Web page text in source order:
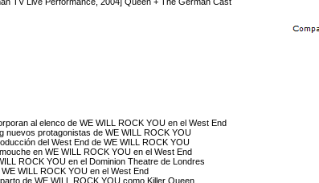
al elenco de WE WILL ROCK YOU en el West End
nuevos protagonistas de WE WILL ROCK YOU
del West End de WE WILL ROCK YOU
en WE WILL ROCK YOU en el West End
ROCK YOU en el Dominion Theatre de Londres
WILL ROCK YOU en el West End
de WE WILL ROCK YOU como Killer Queen